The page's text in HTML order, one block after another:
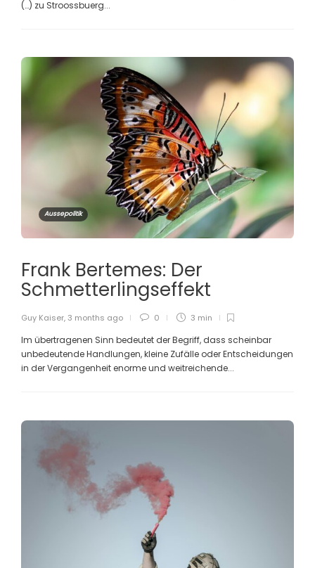
(…) zu Stroossbuerg...
Aussepolitik
Frank Bertemes: Der
Schmetterlingseffekt
Guy Kaiser, 3 months ago 0 3 min
Im übertragenen Sinn bedeutet der Begriff, dass scheinbar
unbedeutende Handlungen, kleine Zufälle oder Entscheidungen
in der Vergangenheit enorme und weitreichende...